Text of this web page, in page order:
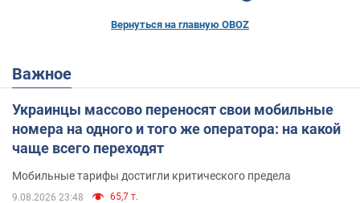
Вернуться на главную OBOZ
Важное
Украинцы массово переносят свои мобильные
номера на одного и того же оператора: на какой
чаще всего переходят
Мобильные тарифы достигли критического предела
9.08.2026 23:48 65,7 т.